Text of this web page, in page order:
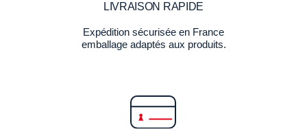
LIVRAISON RAPIDE
Expédition sécurisée en France
emballage adaptés aux produits.